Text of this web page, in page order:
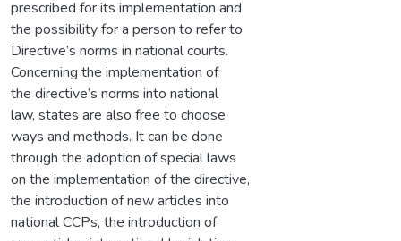
prescribed for its implementation and
the possibility for a person to refer to
Directive’s norms in national courts.
Concerning the implementation of
the directive’s norms into national
law, states are also free to choose
ways and methods. It can be done
through the adoption of special laws
on the implementation of the directive,
the introduction of new articles into
national CCPs, the introduction of